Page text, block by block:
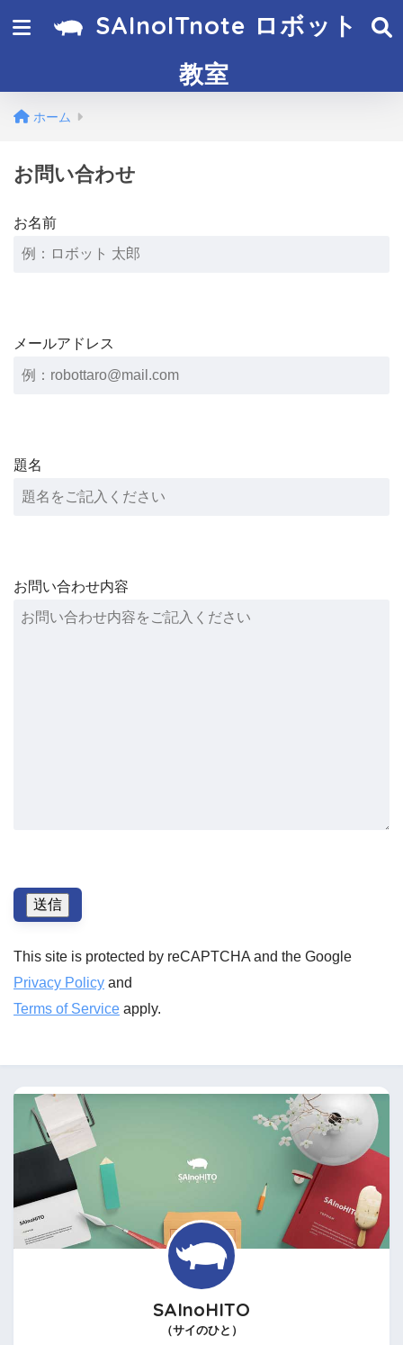
SAInoITnote ロボット
教室
ホーム
お問い合わせ
お名前
メールアドレス
題名
お問い合わせ内容
This site is protected by reCAPTCHA and the Google
Privacy Policy and
Terms of Service apply.
SAInoHITO
（サイのひと）